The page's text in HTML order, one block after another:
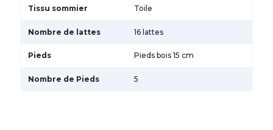
Tissu sommier Toile
Nombre de lattes 16 lattes
Pieds Pieds bois 15 cm
Nombre de Pieds 5